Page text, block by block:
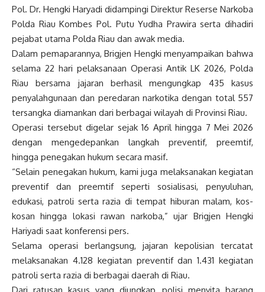
Pol. Dr. Hengki Haryadi didampingi Direktur Reserse Narkoba
Polda Riau Kombes Pol. Putu Yudha Prawira serta dihadiri
pejabat utama Polda Riau dan awak media.
Dalam pemaparannya, Brigjen Hengki menyampaikan bahwa
selama 22 hari pelaksanaan Operasi Antik LK 2026, Polda
Riau bersama jajaran berhasil mengungkap 435 kasus
penyalahgunaan dan peredaran narkotika dengan total 557
tersangka diamankan dari berbagai wilayah di Provinsi Riau.
Operasi tersebut digelar sejak 16 April hingga 7 Mei 2026
dengan mengedepankan langkah preventif, preemtif,
hingga penegakan hukum secara masif.
“Selain penegakan hukum, kami juga melaksanakan kegiatan
preventif dan preemtif seperti sosialisasi, penyuluhan,
edukasi, patroli serta razia di tempat hiburan malam, kos-
kosan hingga lokasi rawan narkoba,” ujar Brigjen Hengki
Hariyadi saat konferensi pers.
Selama operasi berlangsung, jajaran kepolisian tercatat
melaksanakan 4.128 kegiatan preventif dan 1.431 kegiatan
patroli serta razia di berbagai daerah di Riau.